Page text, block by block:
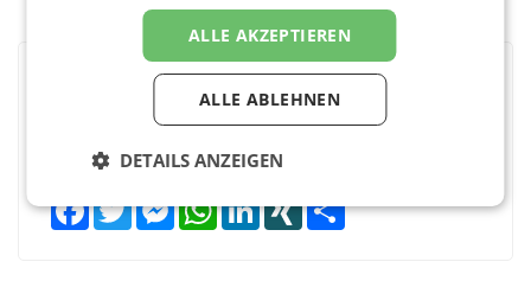
BEWERTEN SIE DIESEN ARTIKEL
ALLE AKZEPTIEREN
ALLE ABLEHNEN
DETAILS ANZEIGEN